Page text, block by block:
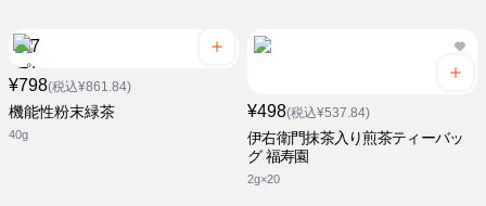
¥798(税込¥861.84)
機能性粉末緑茶
40g
¥498(税込¥537.84)
伊右衛門抹茶入り煎茶ティーバッ
グ 福寿園
2g×20